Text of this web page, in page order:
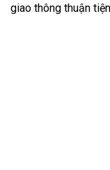
giao thông thuận